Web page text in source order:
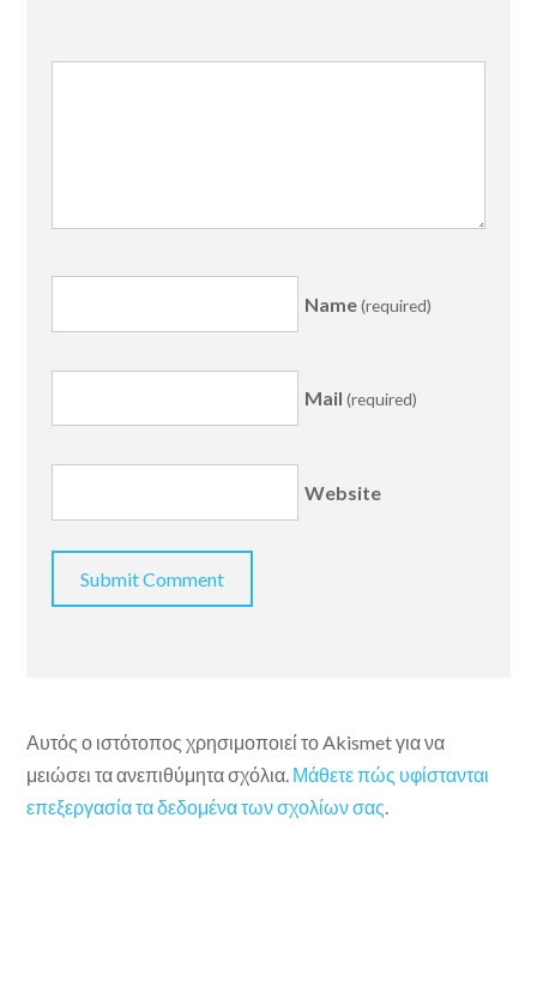
Name(required)
Mail (required)
Website
Αυτός ο ιστότοπος χρησιμοποιεί το Akismet για να
μειώσει τα ανεπιθύμητα σχόλια. Μάθετε πώς υφίστανται
επεξεργασία τα δεδομένα των σχολίων σας.